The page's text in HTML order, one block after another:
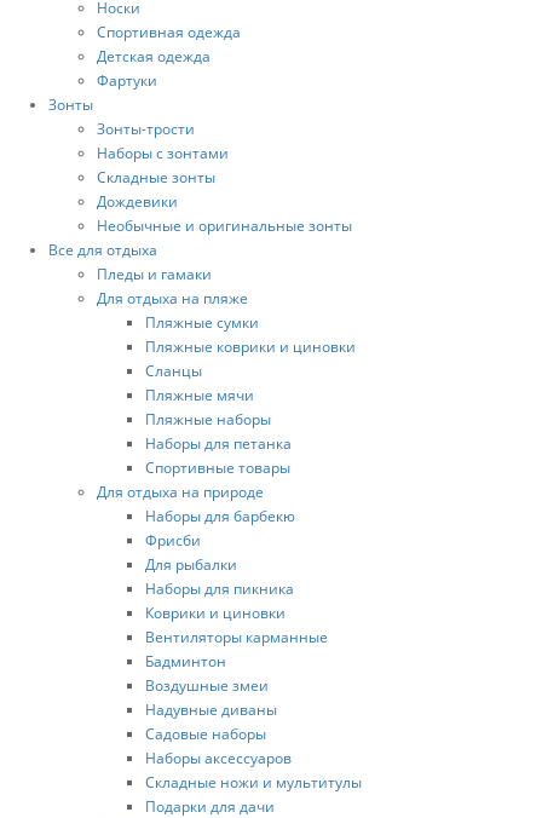
Носки
Спортивная одежда
Детская одежда
Фартуки
Зонты
Зонты-трости
Наборы с зонтами
Складные зонты
Дождевики
Необычные и оригинальные зонты
Все для отдыха
Пледы и гамаки
Для отдыха на пляже
Пляжные сумки
Пляжные коврики и циновки
Сланцы
Пляжные мячи
Пляжные наборы
Наборы для петанка
Спортивные товары
Для отдыха на природе
Наборы для барбекю
Фрисби
Для рыбалки
Наборы для пикника
Коврики и циновки
Вентиляторы карманные
Бадминтон
Воздушные змеи
Надувные диваны
Садовые наборы
Наборы аксессуаров
Складные ножи и мультитулы
Подарки для дачи